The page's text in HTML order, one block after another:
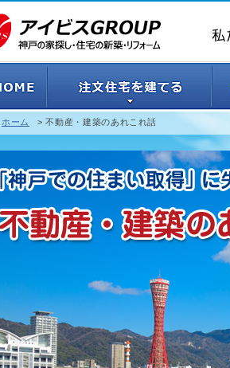
ホーム 不動産・建築のあれこれ話